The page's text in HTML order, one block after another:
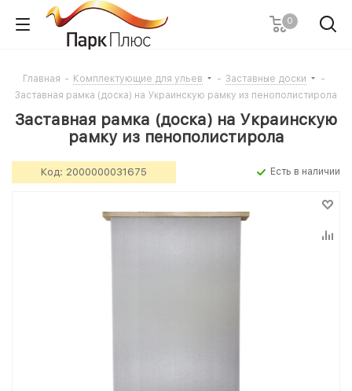
0
Главная - Комплектующие для ульев - Заставные доски
-
Заставная рамка (доска) на Украинскую рамку из пенополистирола
Заставная рамка (доска) на Украинскую
рамку из пенополистирола
Код: 2000000031675 Есть в наличии